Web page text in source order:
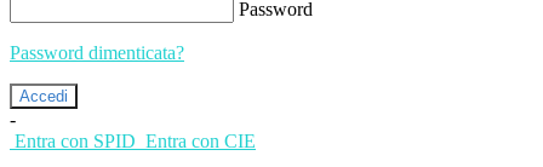
Password
Password dimenticata?
-
Entra con SPID Entra con CIE